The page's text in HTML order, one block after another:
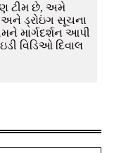
ટીમ છે, અમે
ડ્રોઇંગ સૂચના
માર્ગદર્શન આપી
વિડિઓ દિવાલ